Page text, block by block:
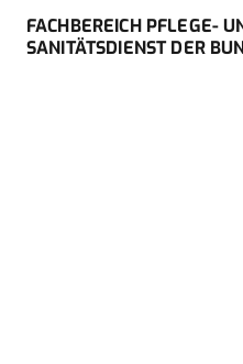
FACHBEREICH PFLEGE-
SANITÄTSDIENST DER